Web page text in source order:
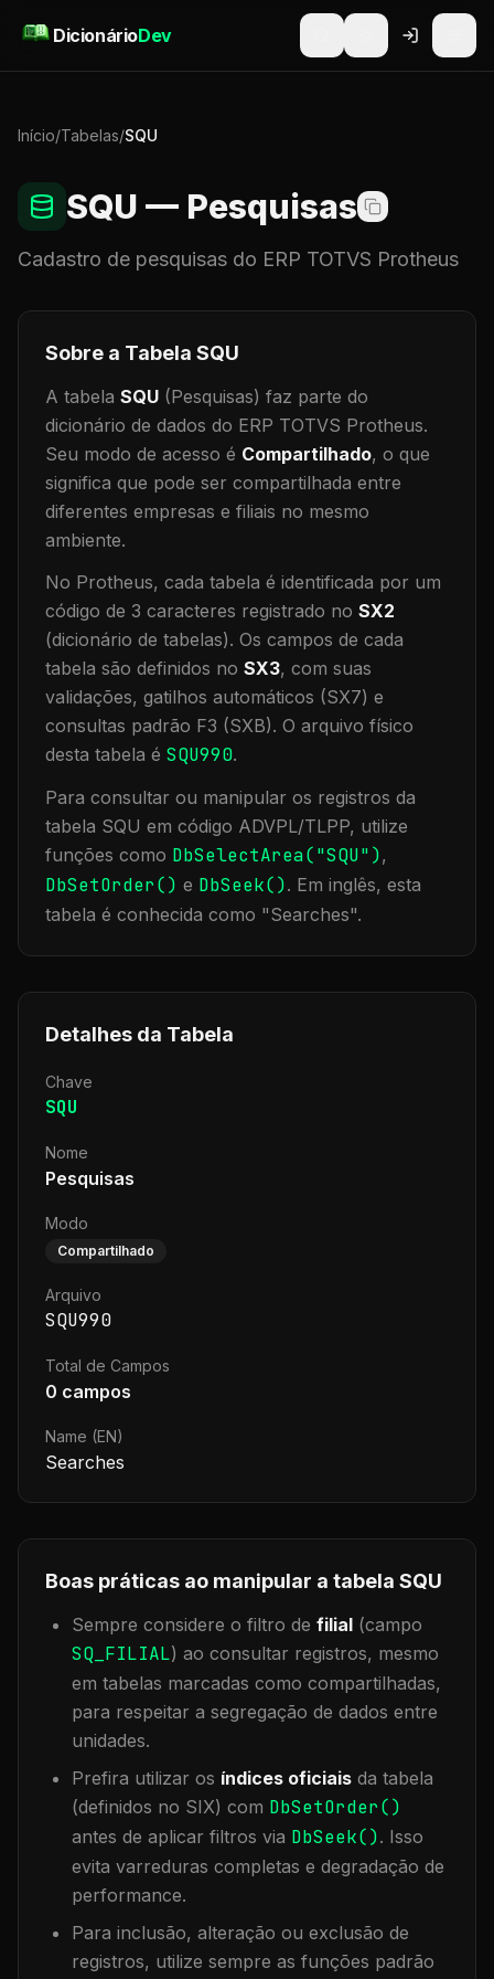
DicionárioDev
Início/Tabelas/SQU
SQU — Pesquisas
Cadastro de pesquisas do ERP TOTVS Protheus
Sobre a Tabela SQU
A tabela SQU (Pesquisas) faz parte do
dicionário de dados do ERP TOTVS Protheus.
Seu modo de acesso é Compartilhado, o que
significa que pode ser compartilhada entre
diferentes empresas e filiais no mesmo
ambiente.
No Protheus, cada tabela é identificada por um
código de 3 caracteres registrado no SX2
(dicionário de tabelas). Os campos de cada
tabela são definidos no SX3, com suas
validações, gatilhos automáticos (SX7) e
consultas padrão F3 (SXB). O arquivo físico
desta tabela é SQU990.
Para consultar ou manipular os registros da
tabela SQU em código ADVPL/TLPP, utilize
funções como DbSelectArea("SQU"),
DbSetOrder() e DbSeek(). Em inglês, esta
tabela é conhecida como "Searches".
Detalhes da Tabela
Chave
SQU
Nome
Pesquisas
Modo
Compartilhado
Arquivo
SQU990
Total de Campos
0 campos
Name (EN)
Searches
Boas práticas ao manipular a tabela SQU
Sempre considere o filtro de filial (campo
SQ_FILIAL) ao consultar registros, mesmo
em tabelas marcadas como compartilhadas,
para respeitar a segregação de dados entre
unidades.
Prefira utilizar os índices oficiais da tabela
(definidos no SIX) com DbSetOrder()
antes de aplicar filtros via DbSeek(). Isso
evita varreduras completas e degradação de
performance.
Para inclusão, alteração ou exclusão de
registros, utilize sempre as funções padrão